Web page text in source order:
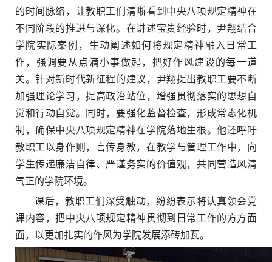
的时间脉络，让教职工们清晰看到中央八项规定精神在
不同阶段的推进与深化。在讲述宝贵经验时，尹翔结合
学院实际案例，生动阐述如何将规定精神融入日常工
作，强调要从点滴小事做起，把好作风建设的每一道
关。针对新时代新征程的建议，尹翔提出教职工要不断
加强理论学习，提高政治站位，增强贯彻落实的思想自
觉和行动自觉。同时，要强化监督检查，形成常态化机
制，确保中央八项规定精神在学院落地生根。他还呼吁
教职工以身作则，言传身教，在教学与管理工作中，向
学生传递廉洁自律、严谨务实的价值观，共同营造风清
气正的学院环境。
课后，教职工们深受触动，纷纷表示将认真领会党
课内容，把中央八项规定精神贯彻到日常工作的方方面
面，以更加扎实的作风为学院发展添砖加瓦。